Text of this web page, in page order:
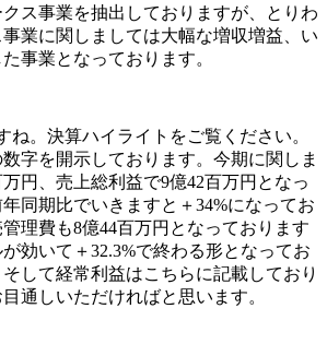
ス事業を抽出しておりますが、とりわ
業に関しましては大幅な増収増益、い
事業となっております。
ね。決算ハイライトをご覧ください。
字を開示しております。今期に関しま
円、売上総利益で9億42百万円となっ
同期比でいきますと＋34%になってお
理費も8億44百万円となっております
効いて＋32.3%で終わる形となってお
して経常利益はこちらに記載しており
通しいただければと思います。